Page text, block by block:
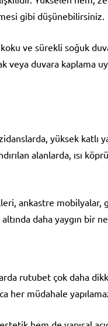
gibi düşünebilirsiniz.
ve sürekli soğuk
duvara kaplama
yüksek
alanlarda, ısı
ankastre
daha yaygın bir
rutubet çok daha
her müdahale